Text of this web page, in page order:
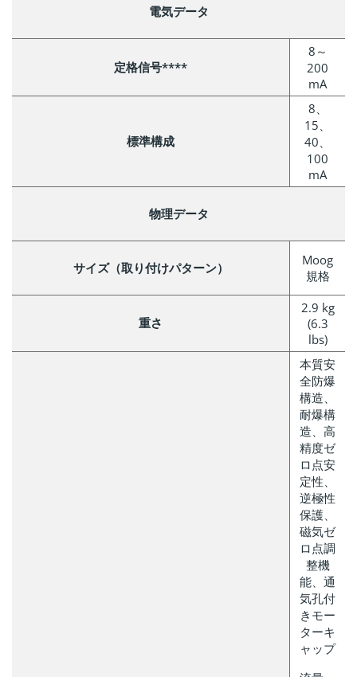
電気データ
定格信号****
8～
200
mA
標準構成
8、
15、
40、
100
mA
物理データ
サイズ（取り付けパターン）
Moog
規格
重さ
2.9 kg
(6.3
lbs)
本質安
全防爆
構造、
耐爆構
造、高
精度ゼ
ロ点安
定性、
逆極性
保護、
磁気ゼ
ロ点調
整機
能、通
気孔付
きモー
ターキ
ャップ